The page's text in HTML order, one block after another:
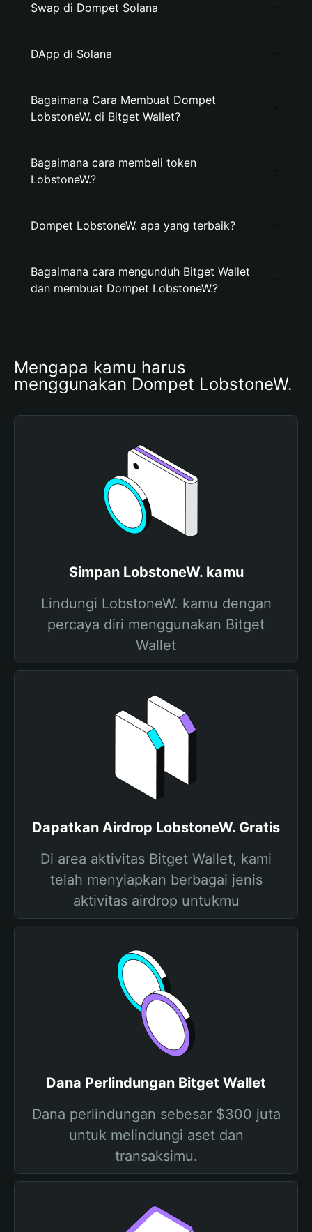
Swap di Dompet Solana
DApp di Solana
Bagaimana Cara Membuat Dompet
LobstoneW. di Bitget Wallet?
Bagaimana cara membeli token
LobstoneW.?
Dompet LobstoneW. apa yang terbaik?
Bagaimana cara mengunduh Bitget Wallet
dan membuat Dompet LobstoneW.?
Mengapa kamu harus
menggunakan Dompet LobstoneW.
Simpan LobstoneW. kamu
Lindungi LobstoneW. kamu dengan
percaya diri menggunakan Bitget
Wallet
Dapatkan Airdrop LobstoneW. Gratis
Di area aktivitas Bitget Wallet, kami
telah menyiapkan berbagai jenis
aktivitas airdrop untukmu
Dana Perlindungan Bitget Wallet
Dana perlindungan sebesar $300 juta
untuk melindungi aset dan
transaksimu.